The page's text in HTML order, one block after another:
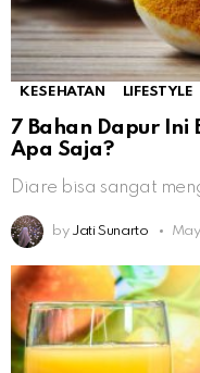
KESEHATAN LIFESTYLE
7 Bahan Dapur Ini
Apa Saja?
Diare bisa sangat
by Jati Sunarto